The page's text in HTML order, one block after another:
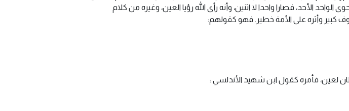
الأحد، فصارا واحدا لا اثنين، وأنه رأى الله رؤيا العين، وغيره من كلام
كبير وأثره على الأمة خطير. فهو كقولهم:
لعين، فأمره كقول ابن شهيد الأندلسي :